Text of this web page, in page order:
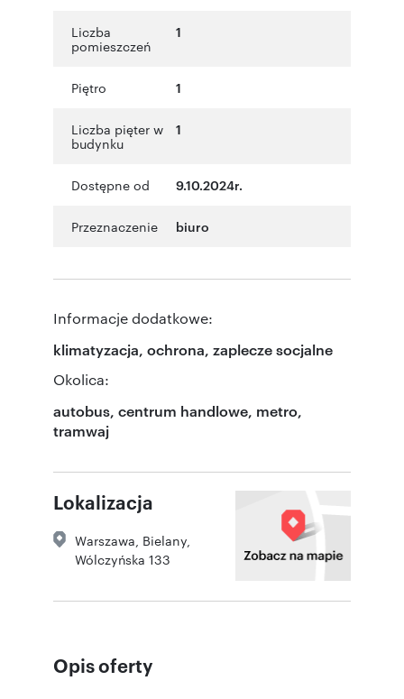
Liczba
pomieszczeń
1
Piętro 1
Liczba pięter w
budynku
1
Dostępne od 9.10.2024r.
Przeznaczenie biuro
Informacje dodatkowe:
klimatyzacja, ochrona, zaplecze socjalne
Okolica:
autobus, centrum handlowe, metro,
tramwaj
Lokalizacja
Warszawa Bielany
Wólczyńska 133
Opis oferty